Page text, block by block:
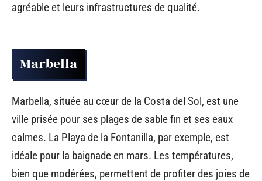
agréable et leurs infrastructures de qualité.
Marbella
Marbella, située au cœur de la Costa del Sol, est une
ville prisée pour ses plages de sable fin et ses eaux
calmes. La Playa de la Fontanilla, par exemple, est
idéale pour la baignade en mars. Les températures,
bien que modérées, permettent de profiter des joies de